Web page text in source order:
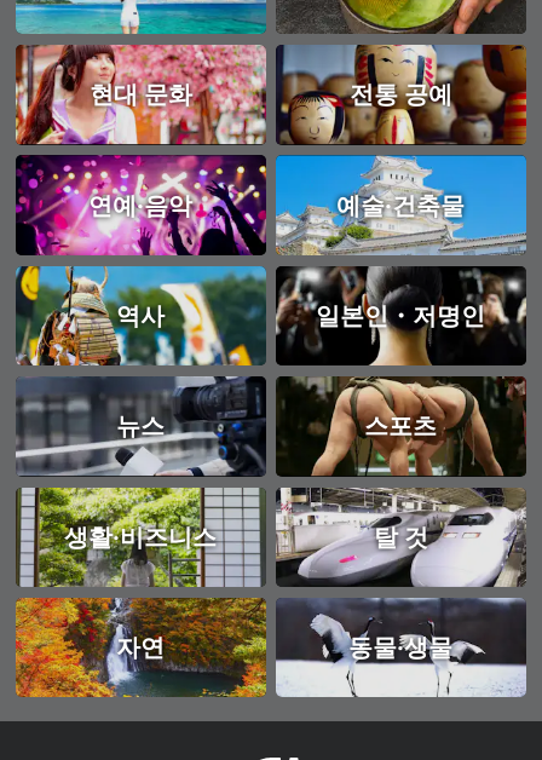
현대 문화 전통 공예
연예·음악 예술·건축물
역사 일본인・저명인
뉴스 스포츠
생활·비즈니스 탈 것
자연 동물·생물